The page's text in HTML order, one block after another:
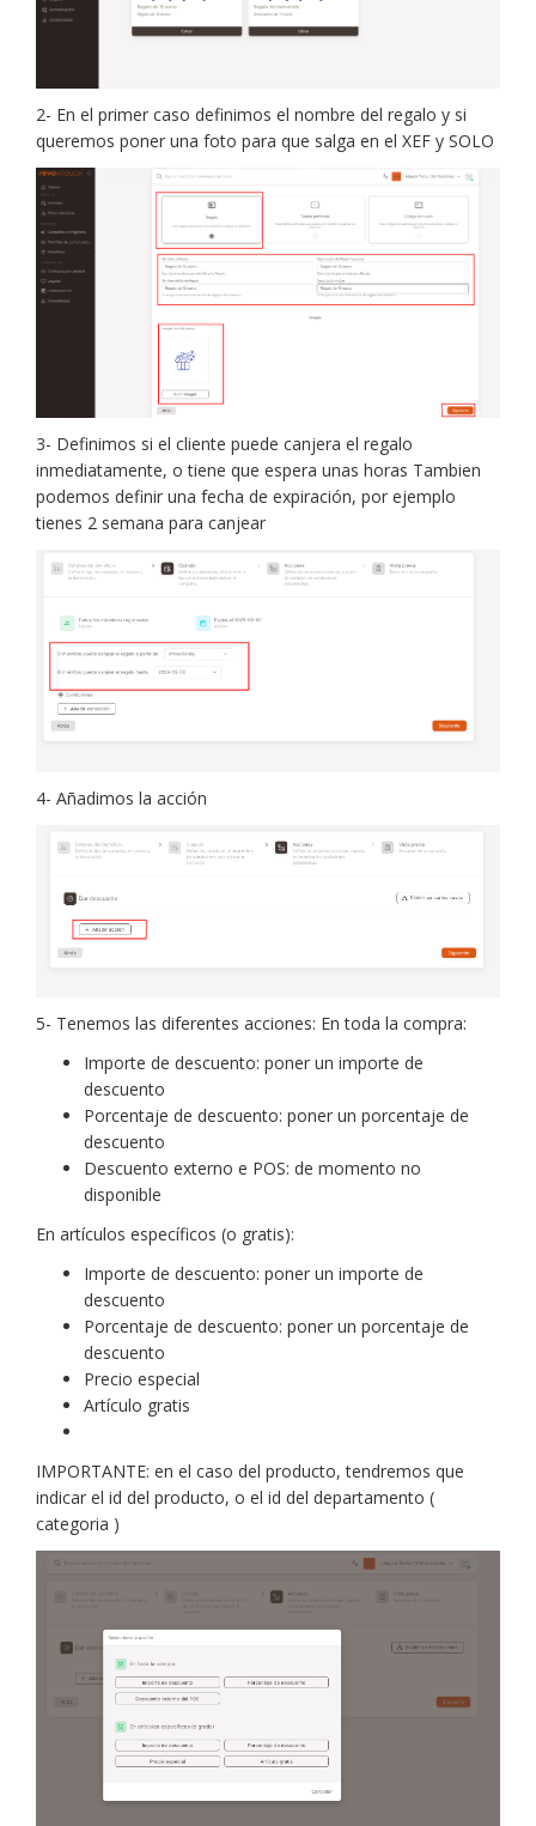
2- En el primer caso definimos el nombre del regalo y si
queremos poner una foto para que salga en el XEF y SOLO
3- Definimos si el cliente puede canjera el regalo
inmediatamente, o tiene que espera unas horas Tambien
podemos definir una fecha de expiración, por ejemplo
tienes 2 semana para canjear
4- Añadimos la acción
5- Tenemos las diferentes acciones: En toda la compra:
Importe de descuento: poner un importe de
descuento
Porcentaje de descuento: poner un porcentaje de
descuento
Descuento externo e POS: de momento no
disponible
En artículos específicos (o gratis):
Importe de descuento: poner un importe de
descuento
Porcentaje de descuento: poner un porcentaje de
descuento
Precio especial
Artículo gratis
IMPORTANTE: en el caso del producto, tendremos que
indicar el id del producto, o el id del departamento (
categoria )